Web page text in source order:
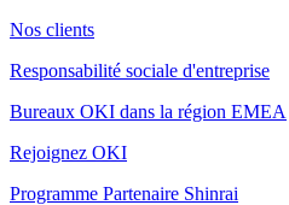
Nos clients
Responsabilité sociale d'entreprise
Bureaux OKI dans la région EMEA
Rejoignez OKI
Programme Partenaire Shinrai